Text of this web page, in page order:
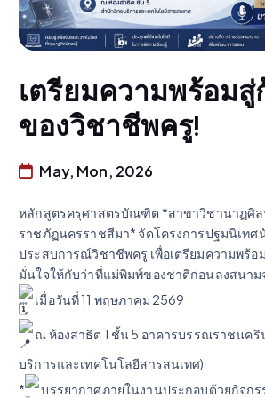
เตรียมความพร้อมสู่
ของวิชาชีพครู!
May, Mon, 2026
หลักสูตรครุศาสตรบัณฑิต *สาขาวิชานาฏศิล
ราชภัฏนครราชสีมา* จัดโครงการปฐมนิเทศ
ประสบการณ์วิชาชีพครู เพื่อเตรียมความพร้อ
มั่นใจให้กับว่าที่แม่พิมพ์ของชาติก่อนลงสนาม
เมื่อวันที่ 11 พฤษภาคม 2569
ณ ห้องสาธิต 1 ชั้น 5 อาคารบรรณราชนคริ
บริการและเทคโนโลยีสารสนเทศ)
*
บรรยากาศภายในงานประกอบด้วยกิจก